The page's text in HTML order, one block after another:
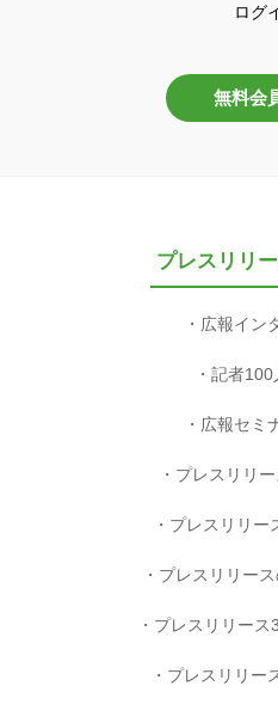
ログ
無料会
プレスリリ
広報イン
記者100
広報セミ
プレスリリ
プレスリリー
プレスリリー
プレスリリース
プレスリリー